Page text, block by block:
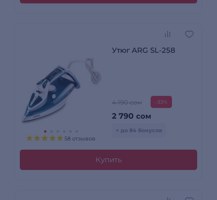
58 отзывов
Утюг ARG SL-258
4 190 сом -33%
2 790 сом
+ до 84 бонусов
Купить